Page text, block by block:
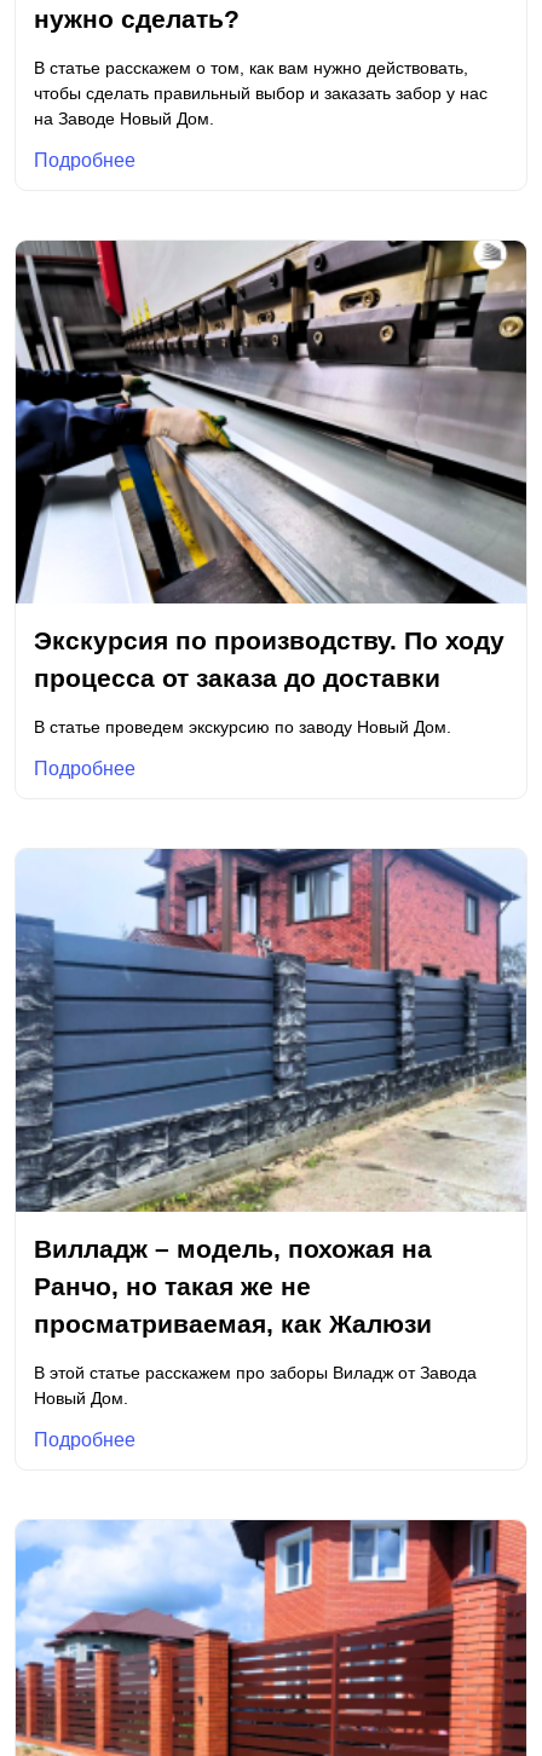
нужно сделать?
В статье расскажем о том, как вам нужно действовать,
чтобы сделать правильный выбор и заказать забор у нас
на Заводе Новый Дом.
Подробнее
Экскурсия по производству. По ходу
процесса от заказа до доставки
В статье проведем экскурсию по заводу Новый Дом.
Подробнее
Вилладж – модель, похожая на
Ранчо, но такая же не
просматриваемая, как Жалюзи
В этой статье расскажем про заборы Виладж от Завода
Новый Дом.
Подробнее